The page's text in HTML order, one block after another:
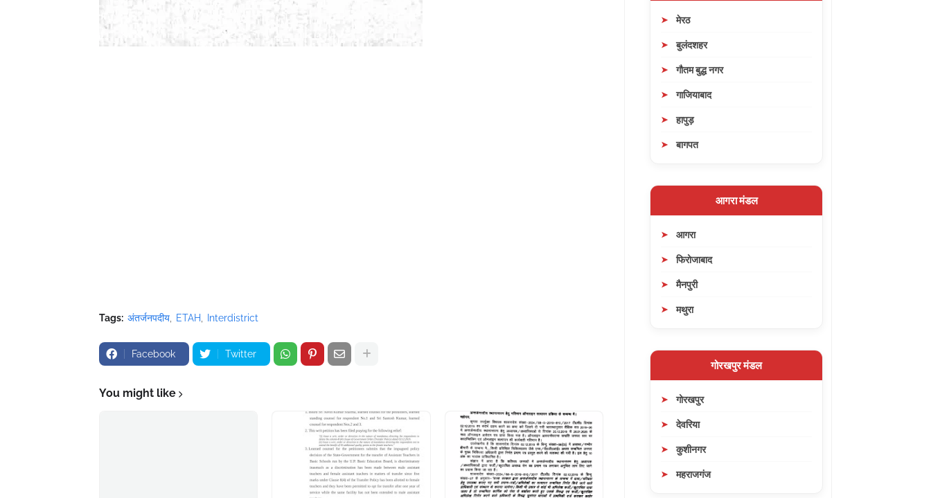
Tags: अंतर्जनपदीय ETAH Interdistrict
Facebook Twitter
You might like
मेरठ
बुलंदशहर
गौतम बुद्ध नगर
गाजियाबाद
हापुड़
बागपत
आगरा मंडल
आगरा
फिरोजाबाद
मैनपुरी
मथुरा
गोरखपुर मंडल
गोरखपुर
देवरिया
कुशीनगर
महराजगंज